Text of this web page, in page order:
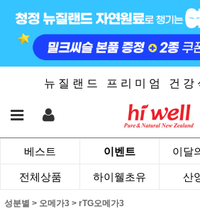
뉴 질 랜 드 프 리 미 엄 건 강
베스트 이벤트 이달
전체상품 하이웰초유 산
성분별 > 오메가3 > rTG오메가3